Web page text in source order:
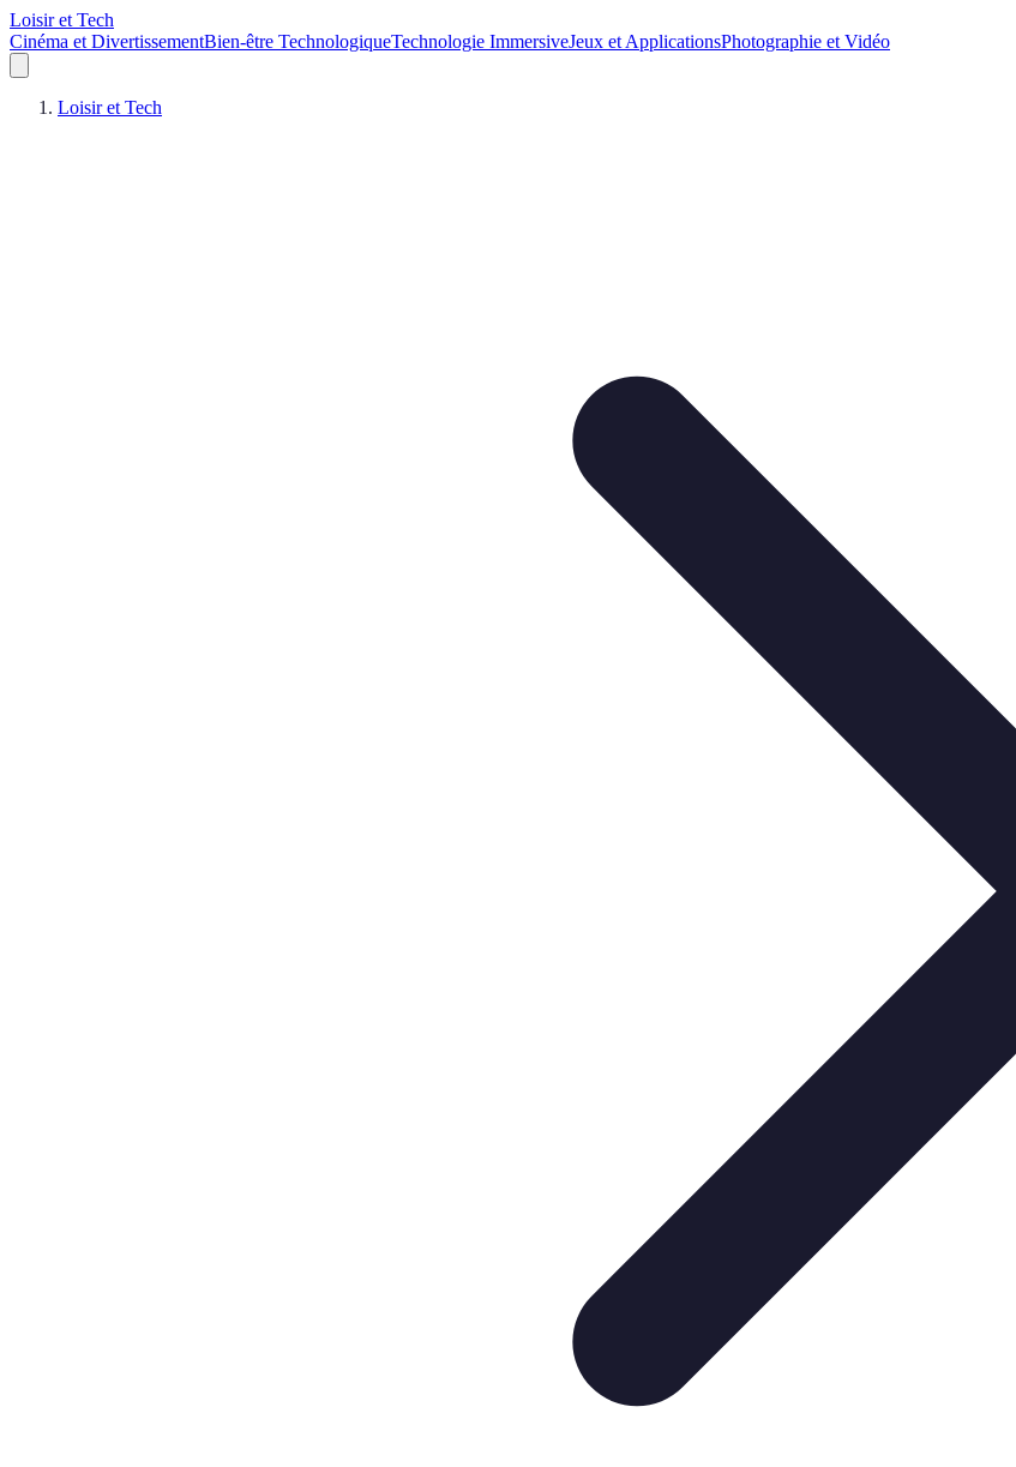
Loisir et Tech
Cinéma et DivertissementBien-être TechnologiqueTechnologie ImmersiveJeux et ApplicationsPhotographie et Vidéo
Loisir et Tech